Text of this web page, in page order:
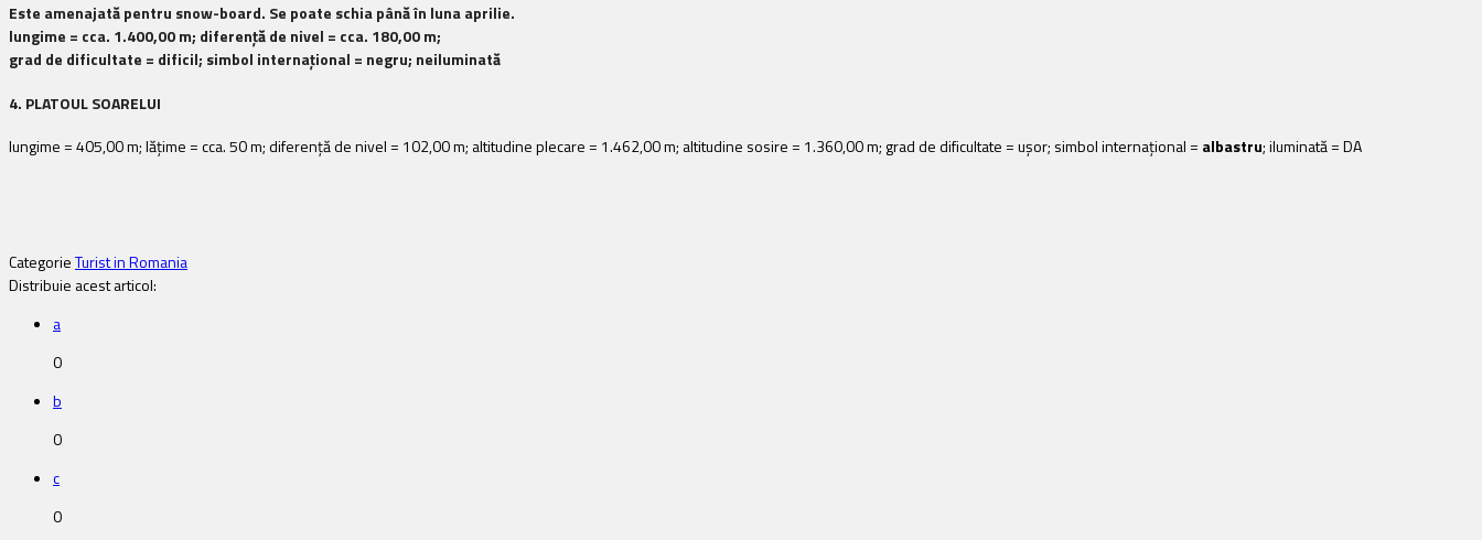
Este amenajată pentru snow-board. Se poate schia până în luna aprilie.
lungime = cca. 1.400,00 m; diferenţă de nivel = cca. 180,00 m;
grad de dificultate = dificil; simbol internaţional = negru; neiluminată
4. PLATOUL SOARELUI
lungime = 405,00 m; lăţime = cca. 50 m; diferenţă de nivel = 102,00 m; altitudine plecare = 1.462,00 m; altitudine sosire = 1.360,00 m; grad de dificultate = uşor; simbol internaţional = albastru; iluminată = DA
CategorieTurist in Romania
Distribuie acest articol:
a
0
b
0
c
0